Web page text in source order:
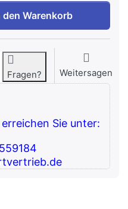
zu 251,26 €, Menge 1.
den Warenkorb
Fragen? Weitersagen
Sie unter: